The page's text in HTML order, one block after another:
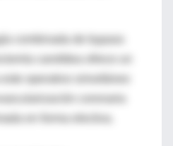
combinada de bypass
operativo simultáneo
en forma electiva.